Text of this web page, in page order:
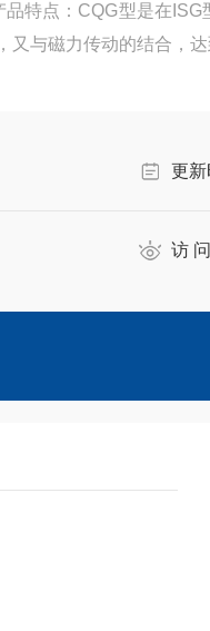
特点：CQG型是在
又与磁力传动的结合，
更新
访